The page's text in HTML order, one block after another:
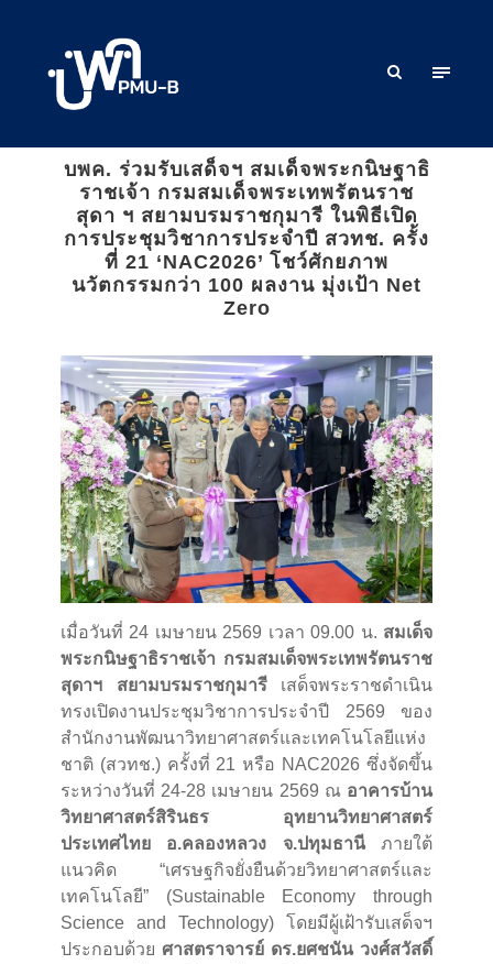
บพค. ร่วมรับเสด็จฯ สมเด็จพระกนิษฐาธิ
ราชเจ้า กรมสมเด็จพระเทพรัตนราช
สุดา ฯ สยามบรมราชกุมารี ในพิธีเปิด
การประชุมวิชาการประจำปี สวทช. ครั้ง
ที่ 21 ‘NAC2026’ โชว์ศักยภาพ
นวัตกรรมกว่า 100 ผลงาน มุ่งเป้า Net
Zero
เมื่อวันที่ 24 เมษายน 2569 เวลา 09.00 น. สมเด็จ
พระกนิษฐาธิราชเจ้า กรมสมเด็จพระเทพรัตนราช
สุดาฯ สยามบรมราชกุมารีเสด็จพระราชดำเนิน
ทรงเปิดงานประชุมวิชาการประจำปี 2569 ของ
สำนักงานพัฒนาวิทยาศาสตร์และเทคโนโลยีแห่ง
ชาติ (สวทช.) ครั้งที่ 21 หรือ NAC2026 ซึ่งจัดขึ้น
ระหว่างวันที่ 24-28 เมษายน 2569 ณ อาคารบ้าน
วิทยาศาสตร์สิรินธร อุทยานวิทยาศาสตร์
ประเทศไทย อ.คลองหลวง จ.ปทุมธานีภายใต้
แนวคิด “เศรษฐกิจยั่งยืนด้วยวิทยาศาสตร์และ
เทคโนโลยี” (Sustainable Economy through
Science and Technology) โดยมีผู้เฝ้ารับเสด็จฯ
ประกอบด้วย ศาสตราจารย์ ดร.ยศชนัน วงศ์สวัสดิ์